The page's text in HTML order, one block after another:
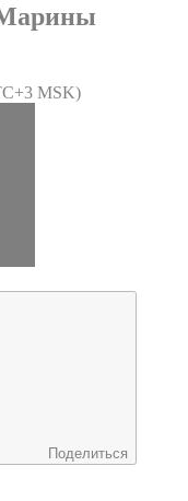
MSK)
Поделиться